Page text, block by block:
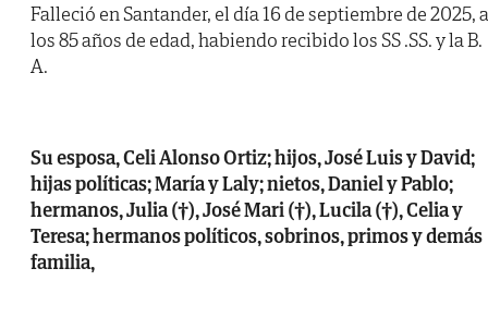
Falleció en Santander, el día 16 de septiembre de 2025, a
los 85 años de edad, habiendo recibido los SS .SS. y la B.
A.
Su esposa, Celi Alonso Ortiz; hijos, José Luis y David;
hijas políticas; María y Laly; nietos, Daniel y Pablo;
hermanos, Julia (†), José Mari (†), Lucila (†), Celia y
Teresa; hermanos políticos, sobrinos, primos y demás
familia,